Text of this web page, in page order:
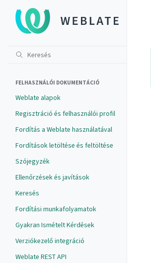
FELHASZNÁLÓI DOKUMENTÁCIÓ
Weblate alapok
Regisztráció és felhasználói profil
Fordítás a Weblate használatával
Fordítások letöltése és feltöltése
Szójegyzék
Ellenőrzések és javítások
Keresés
Fordítási munkafolyamatok
Gyakran Ismételt Kérdések
Verziókezelő integráció
Weblate REST API